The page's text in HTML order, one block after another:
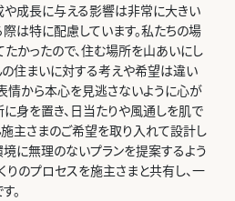
成長に与える影響は非常に大きい
は特に配慮しています。私たちの場
かったので、住む場所を山あいにし
の住まいに対する考えや希望は違い
情から本心を見逃さないように心が
身を置き、日当たりや風通しを肌で
施主さまのご希望を取り入れて設計し
境に無理のないプランを提案するよう
りのプロセスを施主さまと共有し、一
。